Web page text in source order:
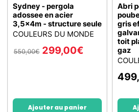
Sydney - pergola
adossee en acier
3,5x4m - structure seule
COULEURS DU MONDE
550,00€ 299,00€
Ajouter au panier
Abri
gris
toit
gaz